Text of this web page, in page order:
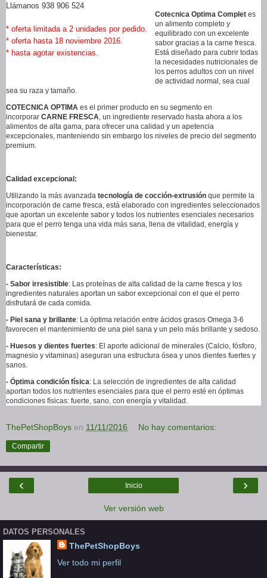
Llámanos 938 906 524
* oferta limitada a 2 unidades por pedido.
* oferta hasta 18 noviembre 2016.
* hasta agotar existencias.
Cotecnica Optima Complet es
un alimento completo y
equilibrado con un excelente
sabor gracias a la carne fresca.
Está diseñado para cubrir todas
la necesidades nutricionales de
los perros adultos con un nivel
de actividad normal, sea cual
sea su raza y tamaño.
COTECNICA OPTIMA es el primer producto en su segmento en
incorporar CARNE FRESCA , un ingrediente reservado hasta ahora a los
alimentos de alta gama, para ofrecer una calidad y un apetencia
excepcionales, manteniendo sin embargo los niveles de precio del segmento
premium.
Calidad excepcional:
Utilizando la más avanzada tecnología de cocción-extrusión que permite la
incorporación de carne fresca, está elaborado con ingredientes seleccionados
que aportan un excelente sabor y todos los nutrientes esenciales necesarios
para que el perro tenga una vida más sana, llena de vitalidad, energía y
bienestar.
Características:
- Sabor irresistible: Las proteínas de alta calidad de la carne fresca y los
ingredientes naturales aportan un sabor excepcional con el que el perro
disfrutará de cada comida.
- Piel sana y brillante: La óptima relación entre ácidos grasos Omega 3-6
favorecen el mantenimiento de una piel sana y un pelo más brillante y sedoso.
- Huesos y dientes fuertes: El aporte adicional de minerales (Calcio, fósforo,
magnesio y vitaminas) aseguran una estructura ósea y unos dientes fuertes y
sanos.
- Óptima condición física: La selección de ingredientes de alta calidad
aportan todos los nutrientes esenciales para que el perro esté en óptimas
condiciones físicas: fuerte, sano, con energía y vitalidad.
ThePetShopBoys en 11/11/2016 No hay comentarios:
Compartir
‹ ›
Inicio
Ver versión web
DATOS PERSONALES
ThePetShopBoys
Ver todo mi perfil